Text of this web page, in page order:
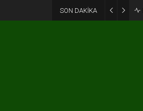
SON DAKİKA